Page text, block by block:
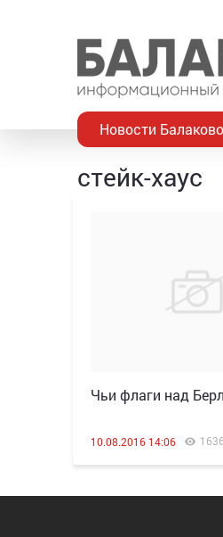
Новости Балаково
стейк-хаус
Чьи флаги над
10.08.2016 14:06